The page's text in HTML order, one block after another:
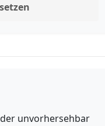
unvorhersehbar